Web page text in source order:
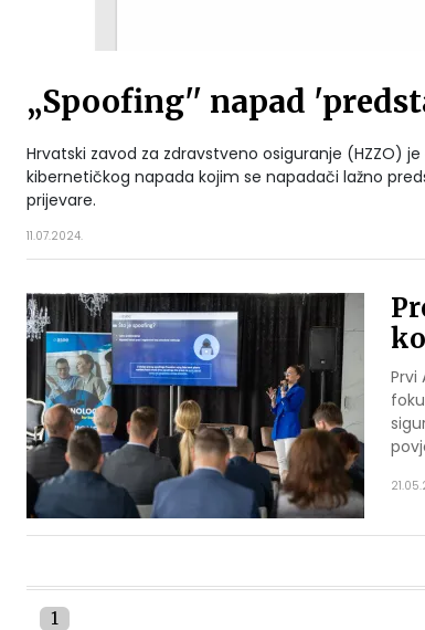
„Spoofing'' napad
Hrvatski zavod za zdravstveno osiguranje (HZZO)
kibernetičkog napada kojim se napadači lažno
prijevare.
11.07.2024.
Prvi
1